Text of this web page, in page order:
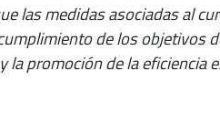
las medidas asociadas al
de los objetivos
la promoción de la eficiencia